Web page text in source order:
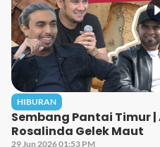
HIBURAN
Sembang Pantai Timur |
Rosalinda Gelek Maut
29 Jun 2026 01:53 PM